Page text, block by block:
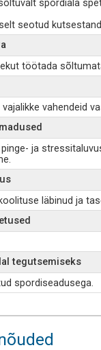
spordiala
seotud
töötada
vahendeid
ja
läbinud ja
tegutsemiseks
spordiseadusega.